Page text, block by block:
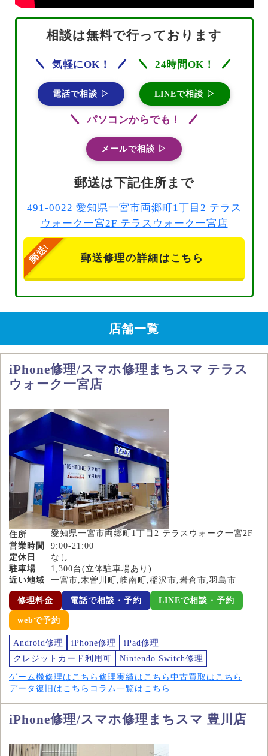
相談は無料で行っております
気軽にOK！
電話で相談 ▷
24時間OK！
LINEで相談 ▷
パソコンからでも！
メールで相談 ▷
郵送は下記住所まで
491-0022 愛知県一宮市両郷町1丁目2 テラス
ウォーク一宮2F テラスウォーク一宮店
郵送修理の詳細はこちら
店舗一覧
iPhone修理/スマホ修理まちスマ テラス
ウォーク一宮店
住所
愛知県一宮市両郷町1丁目2 テラスウォーク一宮2F
営業時間
9:00-21:00
定休日
なし
駐車場
1,300台(立体駐車場あり)
近い地域
一宮市,木曽川町,岐南町,稲沢市,岩倉市,羽島市
修理料金 電話で相談・予約 LINEで相談・予約
webで予約
Android修理 iPhone修理
iPad修理
クレジットカード利用可
Nintendo Switch修理
ゲーム機修理はこちら 修理実績はこちら 中古買取はこちら
データ復旧はこちら コラム一覧はこちら
iPhone修理/スマホ修理まちスマ 豊川店